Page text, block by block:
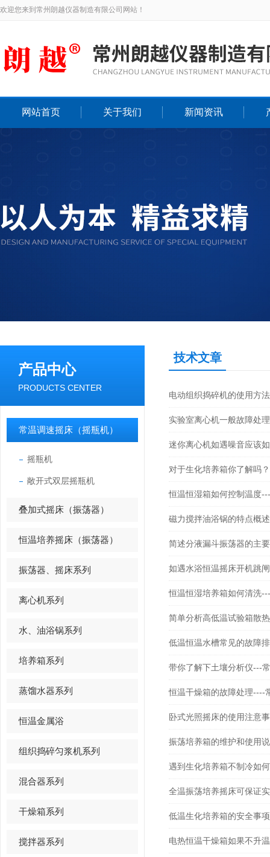
欢迎您来到常州朗越仪器制造有限公司网站！
网站首页 关于我们 新闻资讯
产品中心
PRODUCTS CENTER
常温调速摇床（摇瓶机）
摇瓶机
敞开式双层摇瓶机
叠加式摇床（振荡器）
恒温培养摇床（振荡器）
振荡器、摇床系列
离心机系列
水、油浴锅系列
培养箱系列
蒸馏水器系列
恒温金属浴
组织捣碎匀浆机系列
混合器系列
干燥箱系列
搅拌器系列
技术文章
电动组织捣碎机的使用方
实验室离心机一般故障处
迷你离心机如遇噪音应该
对于生化培养箱你了解吗？
恒温恒湿箱如何控制温度
磁力搅拌油浴锅的特点概述
简述分液漏斗振荡器的主
如遇水浴恒温摇床开机跳
恒温恒湿培养箱如何清洗
简单分析高低温试验箱散
低温恒温水槽常见的故障
带你了解下土壤分析仪---
恒温干燥箱的故障处理----
卧式光照摇床的使用注意
振荡培养箱的维护和使用
遇到生化培养箱不制冷如
全温振荡培养摇床可保证
低温生化培养箱的安全事
电热恒温干燥箱如果不升